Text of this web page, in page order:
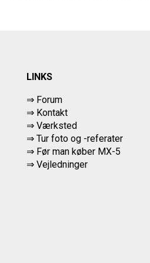
LINKS
⇒ Forum
⇒ Kontakt
⇒ Værksted
⇒ Tur foto og -referater
⇒ Før man køber MX-5
⇒ Vejledninger